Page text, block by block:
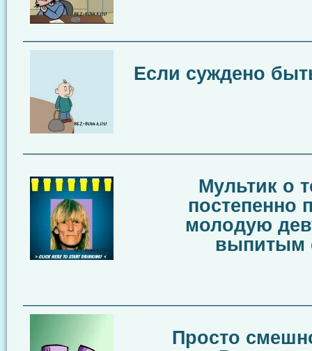
Если суждено
Мультик о
постепенно
молодую
выпитым
Просто